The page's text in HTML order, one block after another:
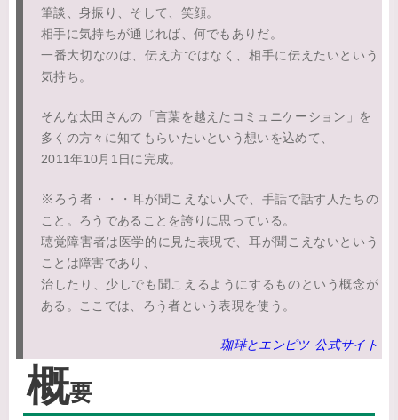
筆談、身振り、そして、笑顔。
相手に気持ちが通じれば、何でもありだ。
一番大切なのは、伝え方ではなく、相手に伝えたいという
気持ち。
そんな太田さんの「言葉を越えたコミュニケーション」を
多くの方々に知てもらいたいという想いを込めて、
2011年10月1日に完成。
※ろう者・・・耳が聞こえない人で、手話で話す人たちの
こと。ろうであることを誇りに思っている。
聴覚障害者は医学的に見た表現で、耳が聞こえないという
ことは障害であり、
治したり、少しでも聞こえるようにするものという概念が
ある。ここでは、ろう者という表現を使う。
珈琲とエンピツ 公式サイト
概要